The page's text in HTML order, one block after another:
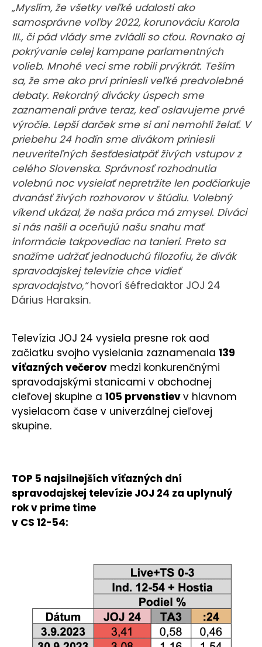
„Myslím, že všetky veľké udalosti ako
samosprávne voľby 2022, korunováciu Karola
III., či pád vlády sme zvládli so cťou. Rovnako aj
pokrývanie celej kampane parlamentných
volieb. Mnohé veci sme robili prvýkrát. Teším
sa, že sme ako prví priniesli veľké predvolebné
debaty. Rekordný divácky úspech sme
zaznamenali práve teraz, keď oslavujeme prvé
výročie. Lepší darček sme si ani nemohli želať. V
priebehu 24 hodín sme divákom priniesli
neuveriteľných šesťdesiatpäť živých vstupov z
celého Slovenska. Správnosť rozhodnutia
volebnú noc vysielať nepretržite len podčiarkuje
dvanásť živých rozhovorov v štúdiu. Volebný
víkend ukázal, že naša práca má zmysel. Diváci
si nás našli a oceňujú našu snahu mať
informácie takpovediac na tanieri. Preto sa
snažíme udržať jednoduchú filozofiu, že divák
spravodajskej televízie chce vidieť
spravodajstvo,“hovorí šéfredaktor JOJ 24
Dárius Haraksin.
Televízia JOJ 24 vysiela presne rok aod
začiatku svojho vysielania zaznamenala 139
víťazných večerov medzi konkurenčnými
spravodajskými stanicami v obchodnej
cieľovej skupine a 105 prvenstievv hlavnom
vysielacom čase v univerzálnej cieľovej
skupine.
TOP 5 najsilnejších víťazných dní
spravodajskej televízie JOJ 24 za uplynulý
rok v prime time
v CS 12-54: